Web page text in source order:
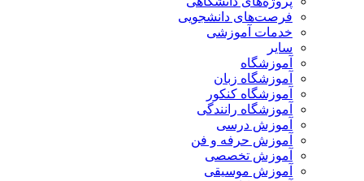
فرصت‌های دانشجویی
خدمات آموزشی
سایر
آموزشگاه
آموزشگاه زبان
آموزشگاه کنکور
آموزشگاه رانندگی
آموزش درسی
آموزش حرفه و فن
آموزش تخصصی
آموزش موسیقی